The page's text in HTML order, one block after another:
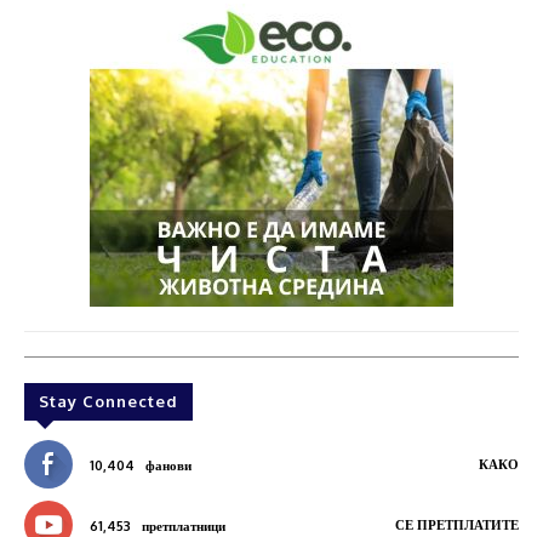
Stay Connected
10,404 фанови КАКО
61,453 претплатници СЕ ПРЕТПЛАТИТЕ